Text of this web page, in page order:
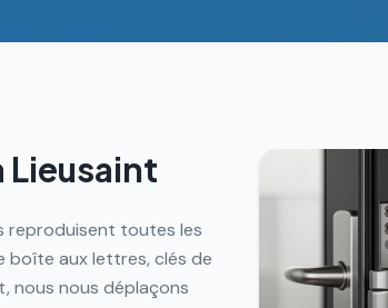
Lieusaint
reproduisent toutes les
boîte aux lettres, clés de
nous nous déplaçons